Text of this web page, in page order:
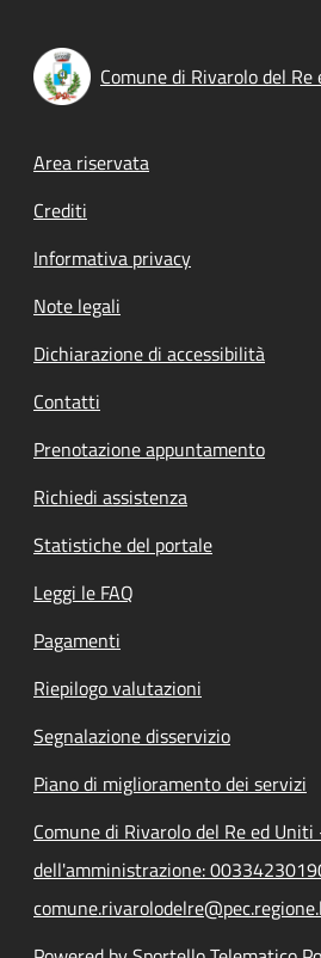
Comune di Rivarolo del Re
Footer menu
Area riservata
Crediti
Informativa privacy
Note legali
Dichiarazione di accessibilità
Contatti
Prenotazione appuntamento
Richiedi assistenza
Statistiche del portale
Leggi le FAQ
Pagamenti
Riepilogo valutazioni
Segnalazione disservizio
Piano di miglioramento dei servizi
Comune di Rivarolo del Re ed
dell'amministrazione: